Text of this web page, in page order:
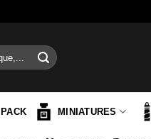
PACK MINIATURES